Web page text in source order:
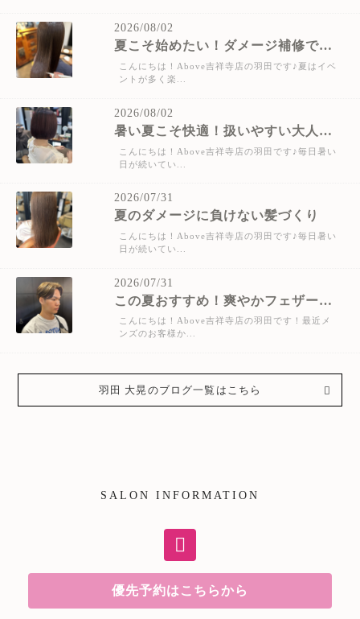
2026/08/02
夏こそ始めたい！ダメージ補修で美髪をキープ
こんにちは！Above吉祥寺店の羽田です♪夏はイベ
ントが多く楽...
2026/08/02
暑い夏こそ快適！扱いやすい大人ボブがおすすめ♪
こんにちは！Above吉祥寺店の羽田です♪毎日暑い
日が続いてい...
2026/07/31
夏のダメージに負けない髪づくり
こんにちは！Above吉祥寺店の羽田です♪毎日暑い
日が続いてい...
2026/07/31
この夏おすすめ！爽やかフェザーパーマ
こんにちは！Above吉祥寺店の羽田です！最近メ
ンズのお客様か...
羽田 大晃のブログ一覧はこちら
SALON INFORMATION
優先予約はこちらから